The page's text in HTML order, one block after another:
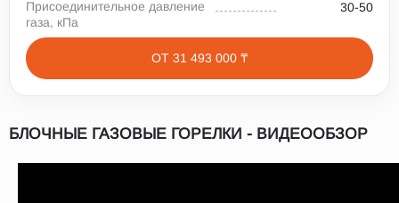
Присоединительное давление
газа, кПа
30-50
ОТ 31 493 000 ₸
БЛОЧНЫЕ ГАЗОВЫЕ ГОРЕЛКИ - ВИДЕООБЗОР